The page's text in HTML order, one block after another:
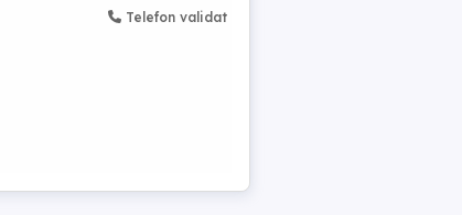
Telefon validat